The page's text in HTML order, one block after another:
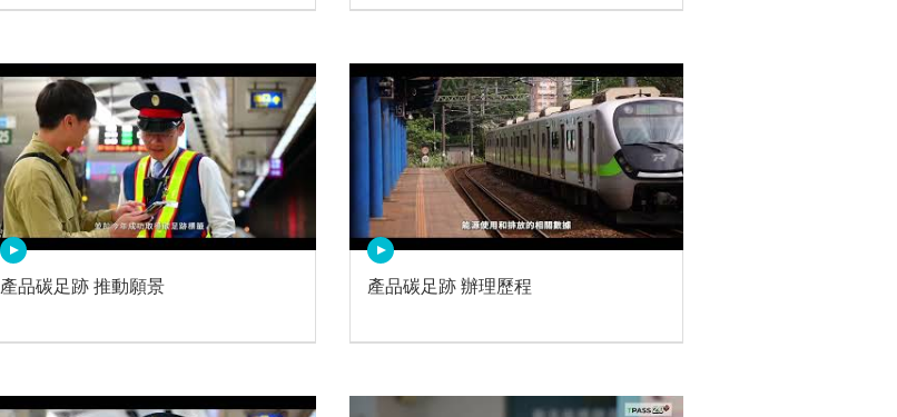
產品碳足跡 推動願景 產品碳足跡 辦理歷程